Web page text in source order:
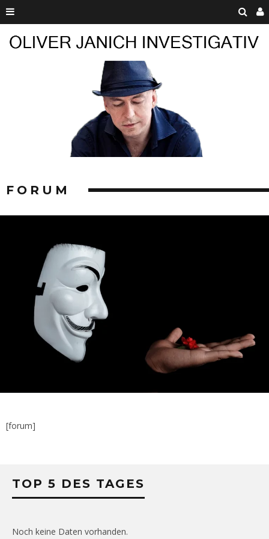
FORUM
[forum]
TOP 5 DES TAGES
Noch keine Daten vorhanden.